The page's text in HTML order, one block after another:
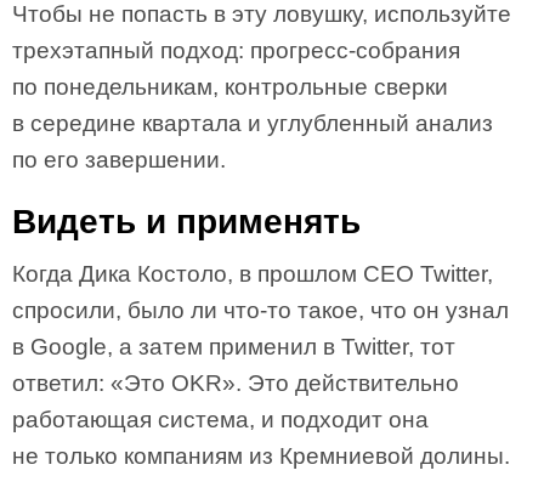
Чтобы не попасть в эту ловушку, используйте
трехэтапный подход: прогресс-собрания
по понедельникам, контрольные сверки
в середине квартала и углубленный анализ
по его завершении.
Видеть и применять
Когда Дика Костоло, в прошлом CEO Twitter,
спросили, было ли что-то такое, что он узнал
в Google, а затем применил в Twitter, тот
ответил: «Это OKR». Это действительно
работающая система, и подходит она
не только компаниям из Кремниевой долины.